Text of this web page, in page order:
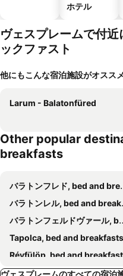
ホテル
ヴェスプレームで付
ックファスト
他にもこんな宿泊施設がオスス
Larum - Balatonfüred
Other popular
breakfasts
バラトンフレド, bed and breakfasts
バラトンレル, bed and breakfasts
バラトンフェルドヴァール, bed and breakfasts
Tapolca, bed and breakfasts
Révfülöp, bed and
Köveskál, bed and
ヴェスプレームのすべての宿泊